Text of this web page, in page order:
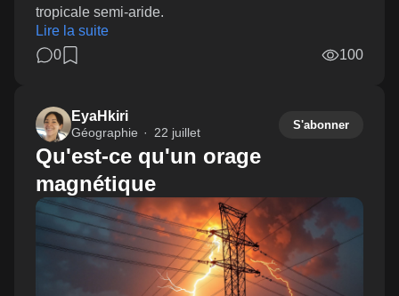
tropicale semi-aride.
Lire la suite
0
100
EyaHkiri
Géographie 22 juillet
S'abonner
Qu'est-ce qu'un orage
magnétique